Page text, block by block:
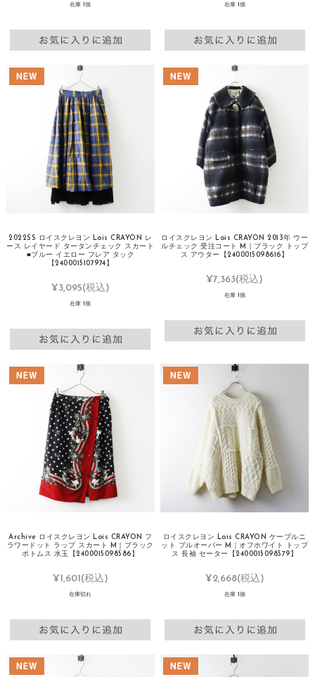
在庫 1個 在庫 1個
2022SS ロイスクレヨン Lois CRAYON レ
ース レイヤード タータンチェック スカート
■ブルー イエロー フレア タック
【2400015107974】
¥3,095(税込)
在庫 1個
ロイスクレヨン Lois CRAYON 2013年 ウー
ルチェック 受注コート M｜ブラック トップ
ス アウター【2400015098616】
¥7,363(税込)
在庫 1個
Archive ロイスクレヨン Lois CRAYON フ
ラワードット ラップ スカート M｜ブラック
ボトムス 水玉【2400015098586】
¥1,601 (税込)
在庫切れ
ロイスクレヨン Lois CRAYON ケーブルニ
ット プルオーバー M｜オフホワイト トップ
ス 長袖 セーター【2400015098579】
¥2,668(税込)
在庫 1個